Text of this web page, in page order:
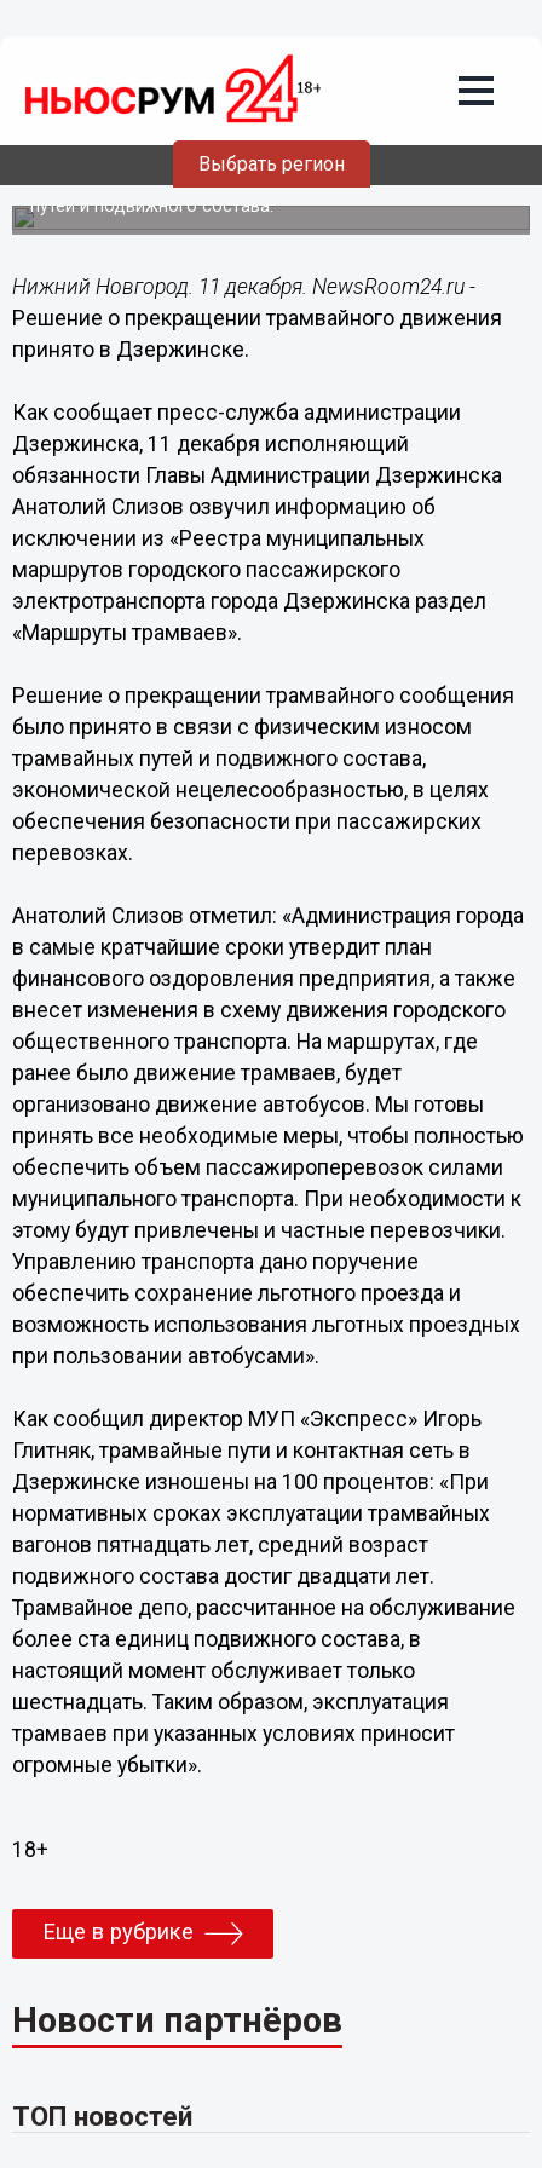
Выбрать регион
Решение о прекращении трамвайного
движения принято в Дзержинске
Решение о прекращении трамвайного сообщения было
принято в связи с физическим износом трамвайных
путей и подвижного состава.
Нижний Новгород. 11 декабря. NewsRoom24.ru -
Решение о прекращении трамвайного движения
принято в Дзержинске.
Как сообщает пресс-служба администрации
Дзержинска, 11 декабря исполняющий
обязанности Главы Администрации Дзержинска
Анатолий Слизов озвучил информацию об
исключении из «Реестра муниципальных
маршрутов городского пассажирского
электротранспорта города Дзержинска раздел
«Маршруты трамваев».
Решение о прекращении трамвайного сообщения
было принято в связи с физическим износом
трамвайных путей и подвижного состава,
экономической нецелесообразностью, в целях
обеспечения безопасности при пассажирских
перевозках.
Анатолий Слизов отметил: «Администрация города
в самые кратчайшие сроки утвердит план
финансового оздоровления предприятия, а также
внесет изменения в схему движения городского
общественного транспорта. На маршрутах, где
ранее было движение трамваев, будет
организовано движение автобусов. Мы готовы
принять все необходимые меры, чтобы полностью
обеспечить объем пассажироперевозок силами
муниципального транспорта. При необходимости к
этому будут привлечены и частные перевозчики.
Управлению транспорта дано поручение
обеспечить сохранение льготного проезда и
возможность использования льготных проездных
при пользовании автобусами».
Как сообщил директор МУП «Экспресс» Игорь
Глитняк, трамвайные пути и контактная сеть в
Дзержинске изношены на 100 процентов: «При
нормативных сроках эксплуатации трамвайных
вагонов пятнадцать лет, средний возраст
подвижного состава достиг двадцати лет.
Трамвайное депо, рассчитанное на обслуживание
более ста единиц подвижного состава, в
настоящий момент обслуживает только
шестнадцать. Таким образом, эксплуатация
трамваев при указанных условиях приносит
огромные убытки».
18+
Еще в рубрике
Новости партнёров
ТОП новостей